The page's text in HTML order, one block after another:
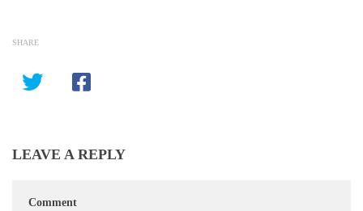
SHARE
LEAVE A REPLY
Comment